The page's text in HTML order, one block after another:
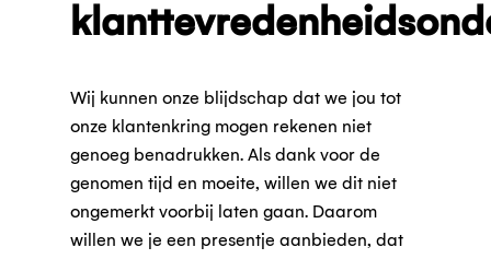
Wij kunnen onze blijdschap dat we jou tot
onze klantenkring mogen rekenen niet
genoeg benadrukken. Als dank voor de
genomen tijd en moeite, willen we dit niet
ongemerkt voorbij laten gaan. Daarom
willen we je een presentje aanbieden, dat